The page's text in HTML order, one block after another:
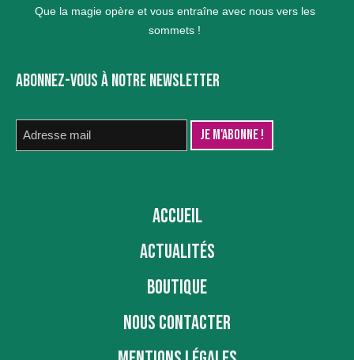
Que la magie opère et vous entraîne avec nous vers les
sommets !
ABONNEZ-VOUS À NOTRE NEWSLETTER
ACCUEIL
ACTUALITÉS
BOUTIQUE
NOUS CONTACTER